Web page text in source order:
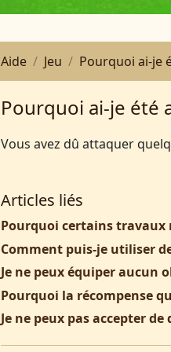
Aide Jeu Pourquoi ai-je
Pourquoi ai-je été
Vous avez dû attaquer
Articles liés
Pourquoi certains travaux
Comment puis-je utiliser
Je ne peux équiper aucun
Pourquoi la récompense
Je ne peux pas accepter de